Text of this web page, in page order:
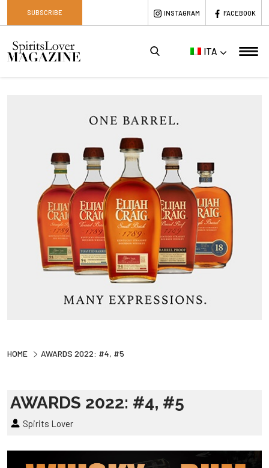
SUBSCRIBE INSTAGRAM FACEBOOK
ITA
HOME AWARDS 2022: #4, #5
AWARDS 2022: #4, #5
Spirits Lover